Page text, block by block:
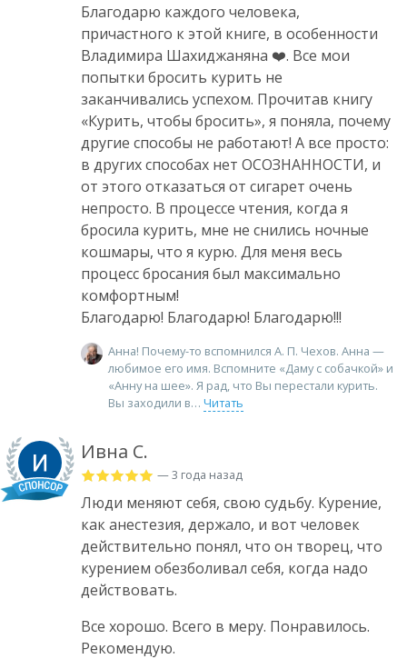
Благодарю каждого человека,
причастного к этой книге, в особенности
Владимира Шахиджаняна ❤️. Все мои
попытки бросить курить не
заканчивались успехом. Прочитав книгу
«Курить, чтобы бросить», я поняла, почему
другие способы не работают! А все просто:
в других способах нет ОСОЗНАННОСТИ, и
от этого отказаться от сигарет очень
непросто. В процессе чтения, когда я
бросила курить, мне не снились ночные
кошмары, что я курю. Для меня весь
процесс бросания был максимально
комфортным!
Благодарю! Благодарю! Благодарю!!!
Анна! Почему-то вспомнился А. П. Чехов. Анна —
любимое его имя. Вспомните «Даму с собачкой» и
«Анну на шее». Я рад, что Вы перестали курить.
Вы заходили в
Читать
Ивна С.
— 3 года назад
Люди меняют себя, свою судьбу. Курение,
как анестезия, держало, и вот человек
действительно понял, что он творец, что
курением обезболивал себя, когда надо
действовать.
Все хорошо. Всего в меру. Понравилось.
Рекомендую.